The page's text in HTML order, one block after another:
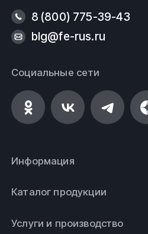
8 (800) 775-39-43
blg@fe-rus.ru
Социальные сети
Информация
Каталог продукции
Услуги и производство